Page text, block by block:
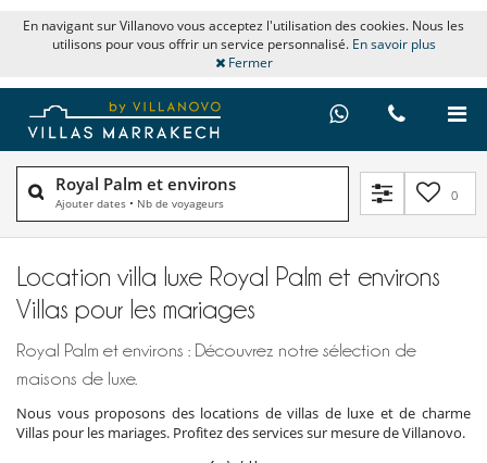
En navigant sur Villanovo vous acceptez l'utilisation des cookies. Nous les
utilisons pour vous offrir un service personnalisé. En savoir plus
Fermer
Royal Palm et environs
Ajouter dates • Nb de voyageurs 0
Location villa luxe Royal Palm et environs
Villas pour les mariages
Royal Palm et environs : Découvrez notre sélection de
maisons de luxe.
Nous vous proposons des locations de villas de luxe et de charme
Villas pour les mariages. Profitez des services sur mesure de Villanovo.